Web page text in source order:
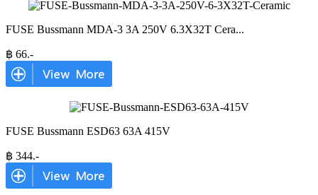
FUSE Bussmann MDA-3 3A 250V 6.3X32T Cera...
฿ 66.-
FUSE Bussmann ESD63 63A 415V
฿ 344.-